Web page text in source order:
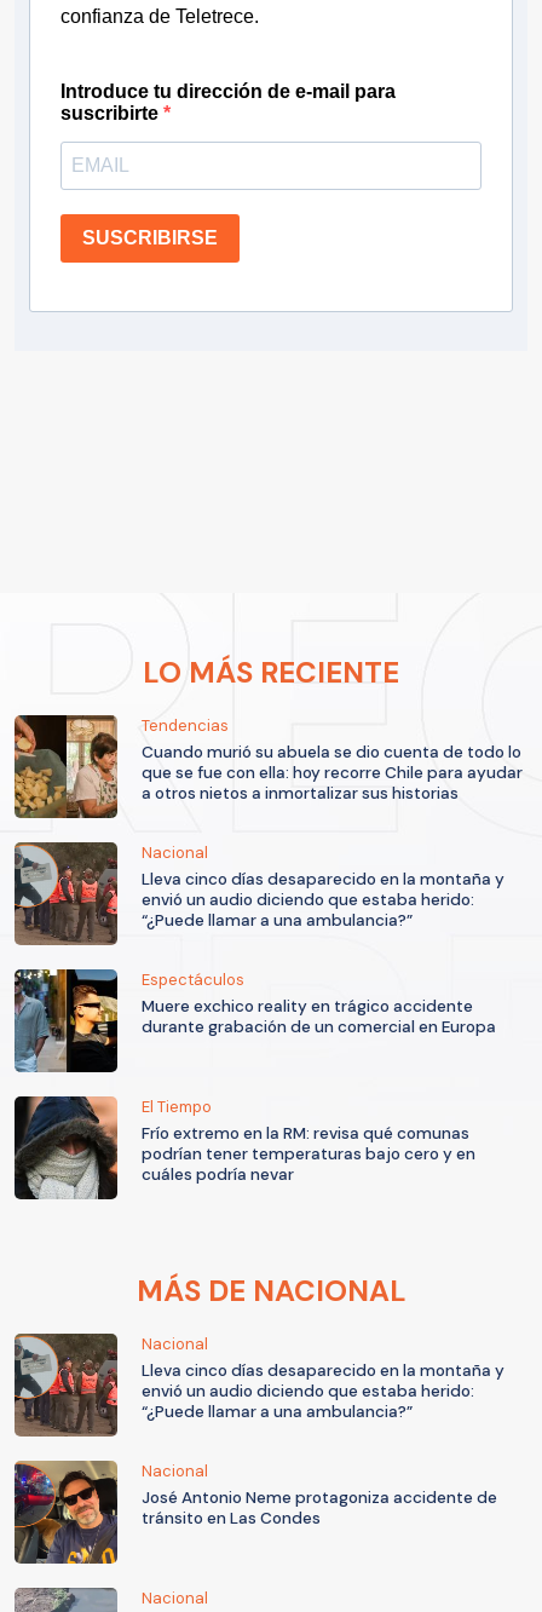
confianza de Teletrece.
Introduce tu dirección de e-mail para
suscribirte
SUSCRIBIRSE
LO MÁS RECIENTE
Tendencias
Cuando murió su abuela se dio cuenta de todo lo
que se fue con ella: hoy recorre Chile para ayudar
a otros nietos a inmortalizar sus historias
Nacional
Lleva cinco días desaparecido en la montaña y
envió un audio diciendo que estaba herido:
“¿Puede llamar a una ambulancia?”
Espectáculos
Muere exchico reality en trágico accidente
durante grabación de un comercial en Europa
El Tiempo
Frío extremo en la RM: revisa qué comunas
podrían tener temperaturas bajo cero y en
cuáles podría nevar
MÁS DE NACIONAL
Nacional
Lleva cinco días desaparecido en la montaña y
envió un audio diciendo que estaba herido:
“¿Puede llamar a una ambulancia?”
Nacional
José Antonio Neme protagoniza accidente de
tránsito en Las Condes
Nacional